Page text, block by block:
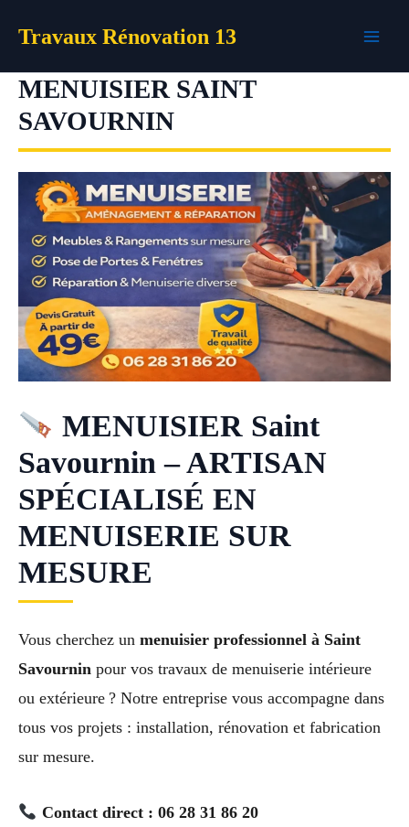
Travaux Rénovation 13
MENUISIER SAINT
SAVOURNIN
MENUISIER Saint
Savournin – ARTISAN
SPÉCIALISÉ EN
MENUISERIE SUR
MESURE
Vous cherchez un menuisier professionnel à Saint
Savournin pour vos travaux de menuiserie intérieure
ou extérieure ? Notre entreprise vous accompagne dans
tous vos projets : installation, rénovation et fabrication
sur mesure.
Contact direct : 06 28 31 86 20